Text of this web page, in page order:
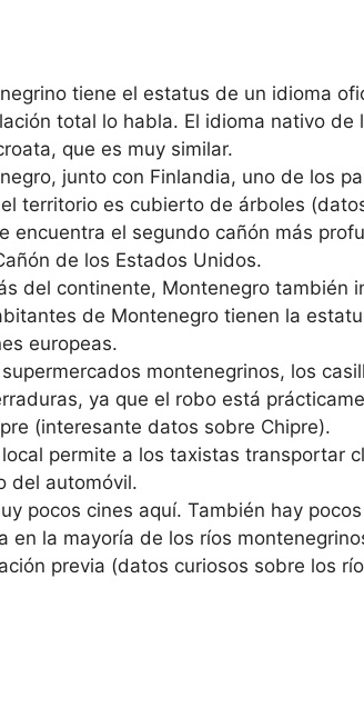
tiene el estatus de un idioma
total lo habla. El idioma nativo
que es muy similar.
junto con Finlandia, uno de los
territorio es cubierto de árboles
encuentra el segundo cañón más
de los Estados Unidos.
del continente, Montenegro también
de Montenegro tienen la
europeas.
supermercados montenegrinos, los
ya que el robo está
(interesante datos sobre Chipre).
permite a los taxistas transportar
del automóvil.
pocos cines aquí. También hay
en la mayoría de los ríos
previa (datos curiosos sobre los